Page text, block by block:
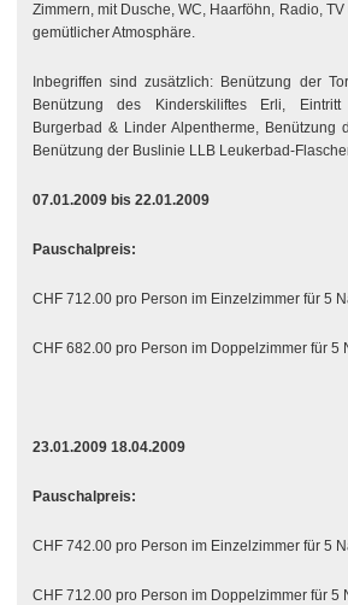
Zimmern, mit Dusche, WC, Haarföhn, Radio,
gemütlicher Atmosphäre.
Inbegriffen sind zusätzlich: Benützung der
Benützung des Kinderskiliftes Erli,
Burgerbad & Linder Alpentherme, Benützung
Benützung der Buslinie LLB Leukerbad-
07.01.2009 bis 22.01.2009
Pauschalpreis:
CHF 712.00 pro Person im Einzelzimmer für 5
CHF 682.00 pro Person im Doppelzimmer für 5
23.01.2009 18.04.2009
Pauschalpreis:
CHF 742.00 pro Person im Einzelzimmer für 5
CHF 712.00 pro Person im Doppelzimmer für 5